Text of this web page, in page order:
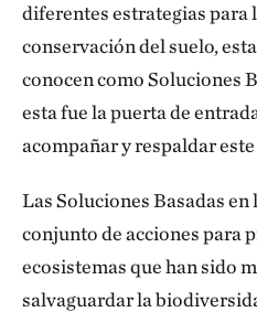
diferentes estrategias para
conservación del suelo,
conocen como Soluciones
esta fue la puerta de
acompañar y respaldar
Las Soluciones Basadas
conjunto de acciones para
ecosistemas que han sido
salvaguardar la